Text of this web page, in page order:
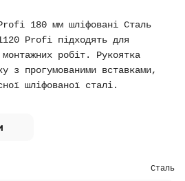
180 мм шліфовані Сталь
Profi підходять для
робіт. Рукоятка
з прогумованими вставками,
шліфованої сталі.
Сталь